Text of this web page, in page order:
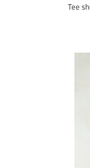
Tee